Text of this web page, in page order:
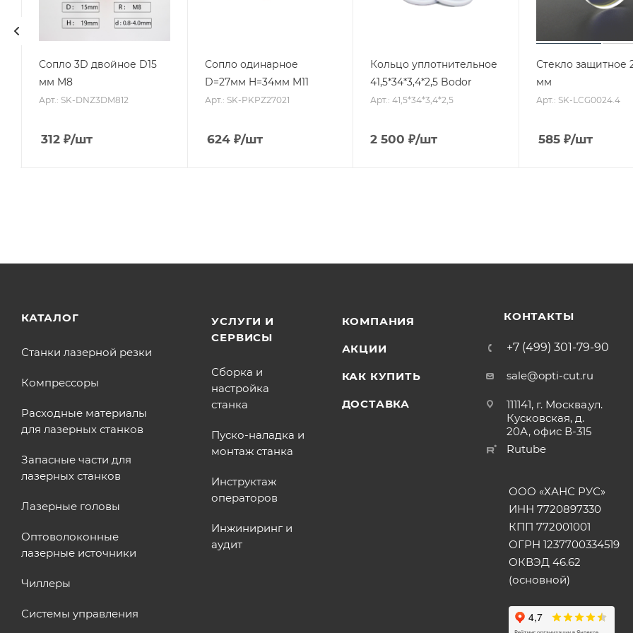
Сопло 3D двойное D15
мм M8
Арт.: SK-DNZ3DM812
312₽/шт
Сопло одинарное
D=27мм H=34мм M11
Арт.: SK-PKPZ27021
624₽/шт
Кольцо уплотнительное
41,5*34*3,4*2,5 Bodor
Арт.: 41,5*34*3,4*2,5
2 500 ₽/шт
Стекло защитное
мм
Арт.: SK-LCG0024.4
585 ₽/шт
КАТАЛОГ
Станки лазерной резки
Компрессоры
Расходные материалы
для лазерных станков
Запасные части для
лазерных станков
Лазерные головы
Оптоволоконные
лазерные источники
Чиллеры
Системы управления
УСЛУГИ И
СЕРВИСЫ
Сборка и
настройка
станка
Пуско-наладка и
монтаж станка
Инструктаж
операторов
Инжиниринг и
аудит
КОМПАНИЯ
АКЦИИ
КАК КУПИТЬ
ДОСТАВКА
КОНТАКТЫ
+7 (499) 301-79-90
sale@opti-cut.ru
111141, г. Москва,ул.
Кусковская, д.
20А, офис В-315
Rutube
ООО «ХАНС РУС»
ИНН 7720897330
КПП 772001001
ОГРН 1237700334519
ОКВЭД 46.62
(основной)